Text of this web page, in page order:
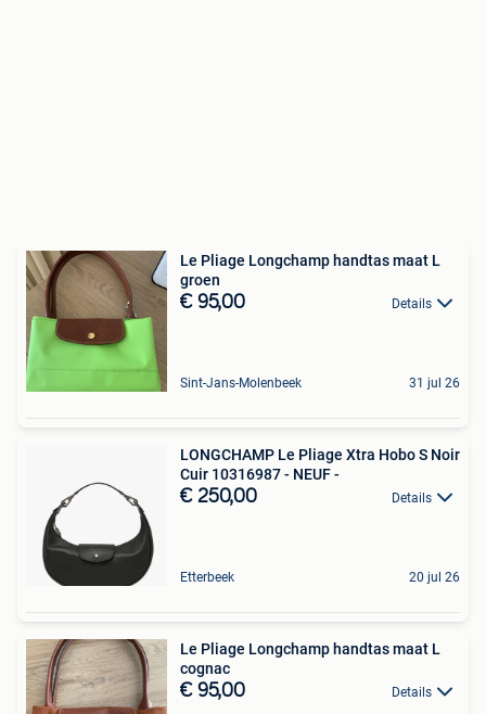
Le Pliage Longchamp handtas maat L
groen
€ 95,00 Details
Sint-Jans-Molenbeek 31 jul 26
LONGCHAMP Le Pliage Xtra Hobo S Noir
Cuir 10316987 - NEUF -
€ 250,00 Details
Etterbeek 20 jul 26
Le Pliage Longchamp handtas maat L
cognac
€ 95,00 Details